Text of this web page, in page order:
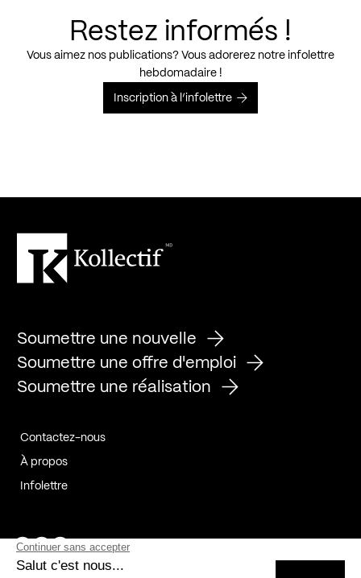
Restez informés !
Vous aimez nos publications? Vous adorerez notre infolettre
hebdomadaire !
Inscription à l’infolettre
Soumettre une nouvelle
Soumettre une offre d'emploi
Soumettre une réalisation
Contactez-nous
À propos
Infolettre
Page Facebook de Kollectif
Page Instagram de Kollectif
Page Linkedin de Kollectif